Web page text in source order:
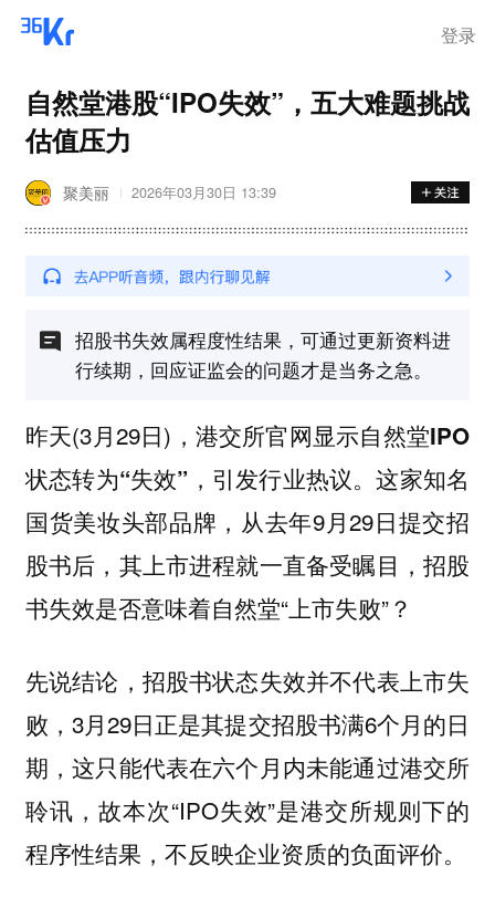
登录
自然堂港股“IPO失效”，五大难题挑战
估值压力
聚美丽 2026年03月30日 13:39
招股书失效属程度性结果，可通过更新资料进
行续期，回应证监会的问题才是当务之急。
昨天(3月29日)，港交所官网显示自然堂IPO
状态转为“失效” ，引发行业热议。这家知名
国货美妆头部品牌，从去年9月29日提交招
股书后，其上市进程就一直备受瞩目，招股
书失效是否意味着自然堂“上市失败”？
先说结论，招股书状态失效并不代表上市失
败 ，3月29日正是其提交招股书满6个月的日
期，这只能代表在六个月内未能通过港交所
聆讯，故本次“IPO失效”是港交所规则下的
程序性结果，不反映企业资质的负面评价。